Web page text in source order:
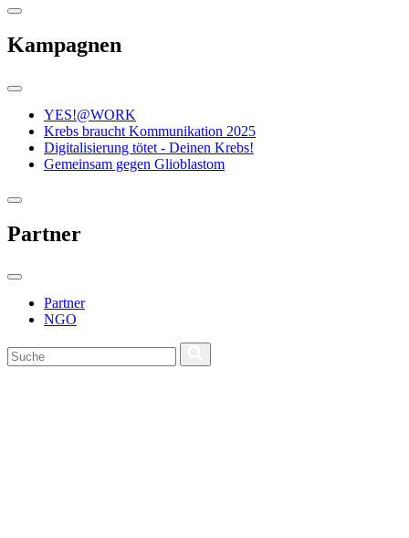
Kampagnen
YES!@WORK
Krebs braucht Kommunikation 2025
Digitalisierung tötet - Deinen Krebs!
Gemeinsam gegen Glioblastom
Partner
Partner
NGO